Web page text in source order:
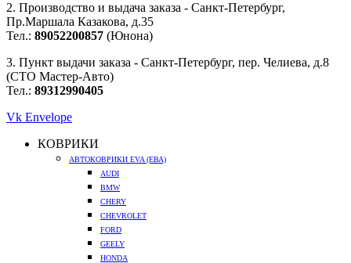
2. Производство и выдача заказа - Санкт-Петербург,
Пр.Маршала Казакова, д.35
Тел.: 89052200857 (Юнона)
3. Пункт выдачи заказа - Санкт-Петербург, пер. Челиева, д.8
(СТО Мастер-Авто)
Тел.: 89312990405
Vk Envelope
КОВРИКИ
АВТОКОВРИКИ EVA (ЕВА)
AUDI
BMW
CHERY
CHEVROLET
FORD
GEELY
HONDA